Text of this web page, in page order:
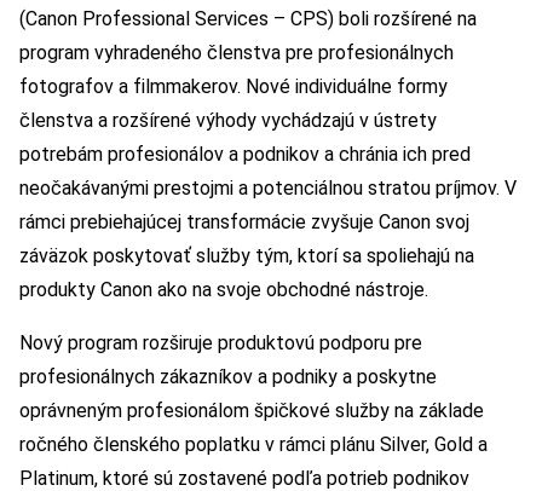
(Canon Professional Services – CPS) boli rozšírené na
program vyhradeného členstva pre profesionálnych
fotografov a filmmakerov. Nové individuálne formy
členstva a rozšírené výhody vychádzajú v ústrety
potrebám profesionálov a podnikov a chránia ich pred
neočakávanými prestojmi a potenciálnou stratou príjmov. V
rámci prebiehajúcej transformácie zvyšuje Canon svoj
záväzok poskytovať služby tým, ktorí sa spoliehajú na
produkty Canon ako na svoje obchodné nástroje.
Nový program rozširuje produktovú podporu pre
profesionálnych zákazníkov a podniky a poskytne
oprávneným profesionálom špičkové služby na základe
ročného členského poplatku v rámci plánu Silver, Gold a
Platinum, ktoré sú zostavené podľa potrieb podnikov